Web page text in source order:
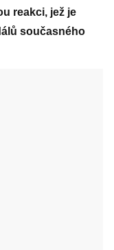
reakci, jež je
současného